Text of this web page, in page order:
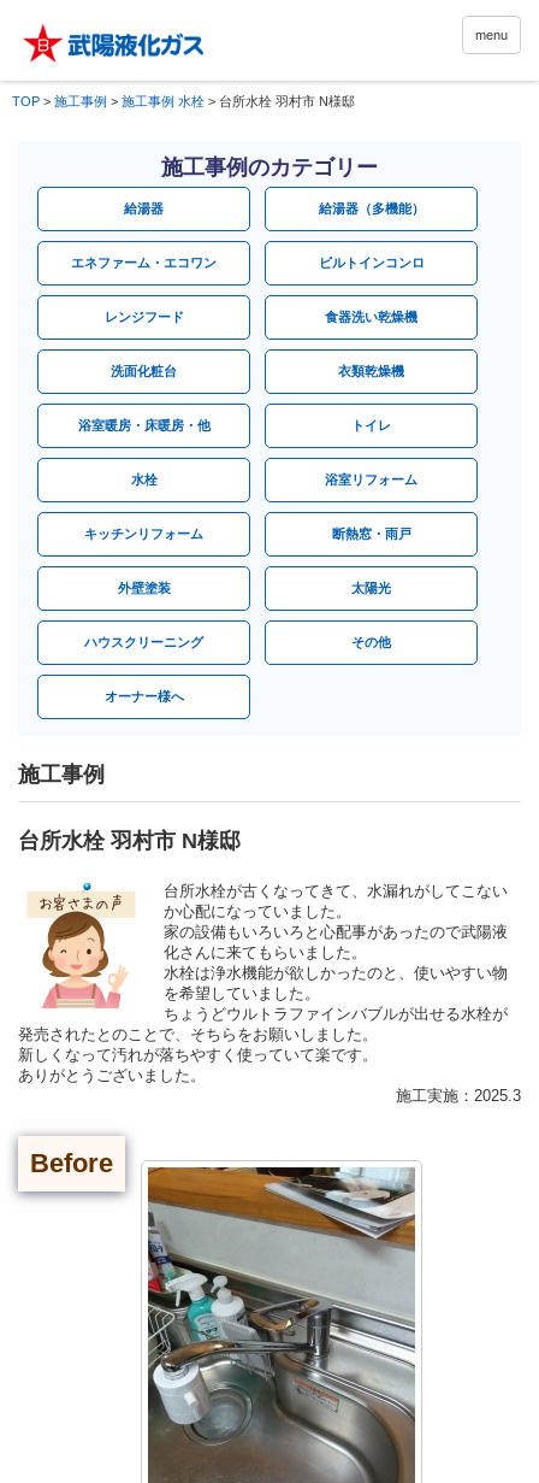
menu
TOP > 施工事例 > 施工事例 水栓 > 台所水栓 羽村市 N様邸
施工事例のカテゴリー
給湯器 給湯器（多機能）
エネファーム・エコワン ビルトインコンロ
レンジフード 食器洗い乾燥機
洗面化粧台 衣類乾燥機
浴室暖房・床暖房・他 トイレ
水栓 浴室リフォーム
キッチンリフォーム 断熱窓・雨戸
外壁塗装 太陽光
ハウスクリーニング その他
オーナー様へ
施工事例
台所水栓 羽村市 N様邸
台所水栓が古くなってきて、水漏れがしてこない
か心配になっていました。
家の設備もいろいろと心配事があったので武陽液
化さんに来てもらいました。
水栓は浄水機能が欲しかったのと、使いやすい物
を希望していました。
ちょうどウルトラファインバブルが出せる水栓が
発売されたとのことで、そちらをお願いしました。
新しくなって汚れが落ちやすく使っていて楽です。
ありがとうございました。
施工実施：2025.3
Before